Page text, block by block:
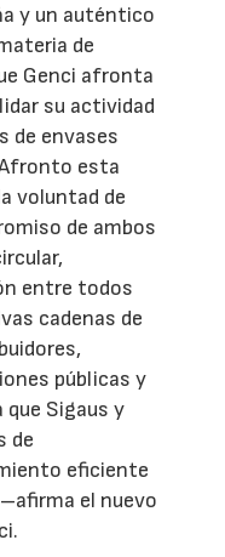
y un auténtico
de
Genci afronta
su actividad
de envases
esta
voluntad de
de ambos
entre todos
cadenas de
públicas y
Sigaus y
de
eficiente
el nuevo